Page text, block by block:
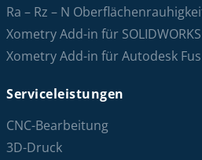
Ra – Rz – N
Xometry Add-in für SOLIDWORKS
Xometry Add-in für Autodesk
Serviceleistungen
CNC-Bearbeitung
3D-Druck